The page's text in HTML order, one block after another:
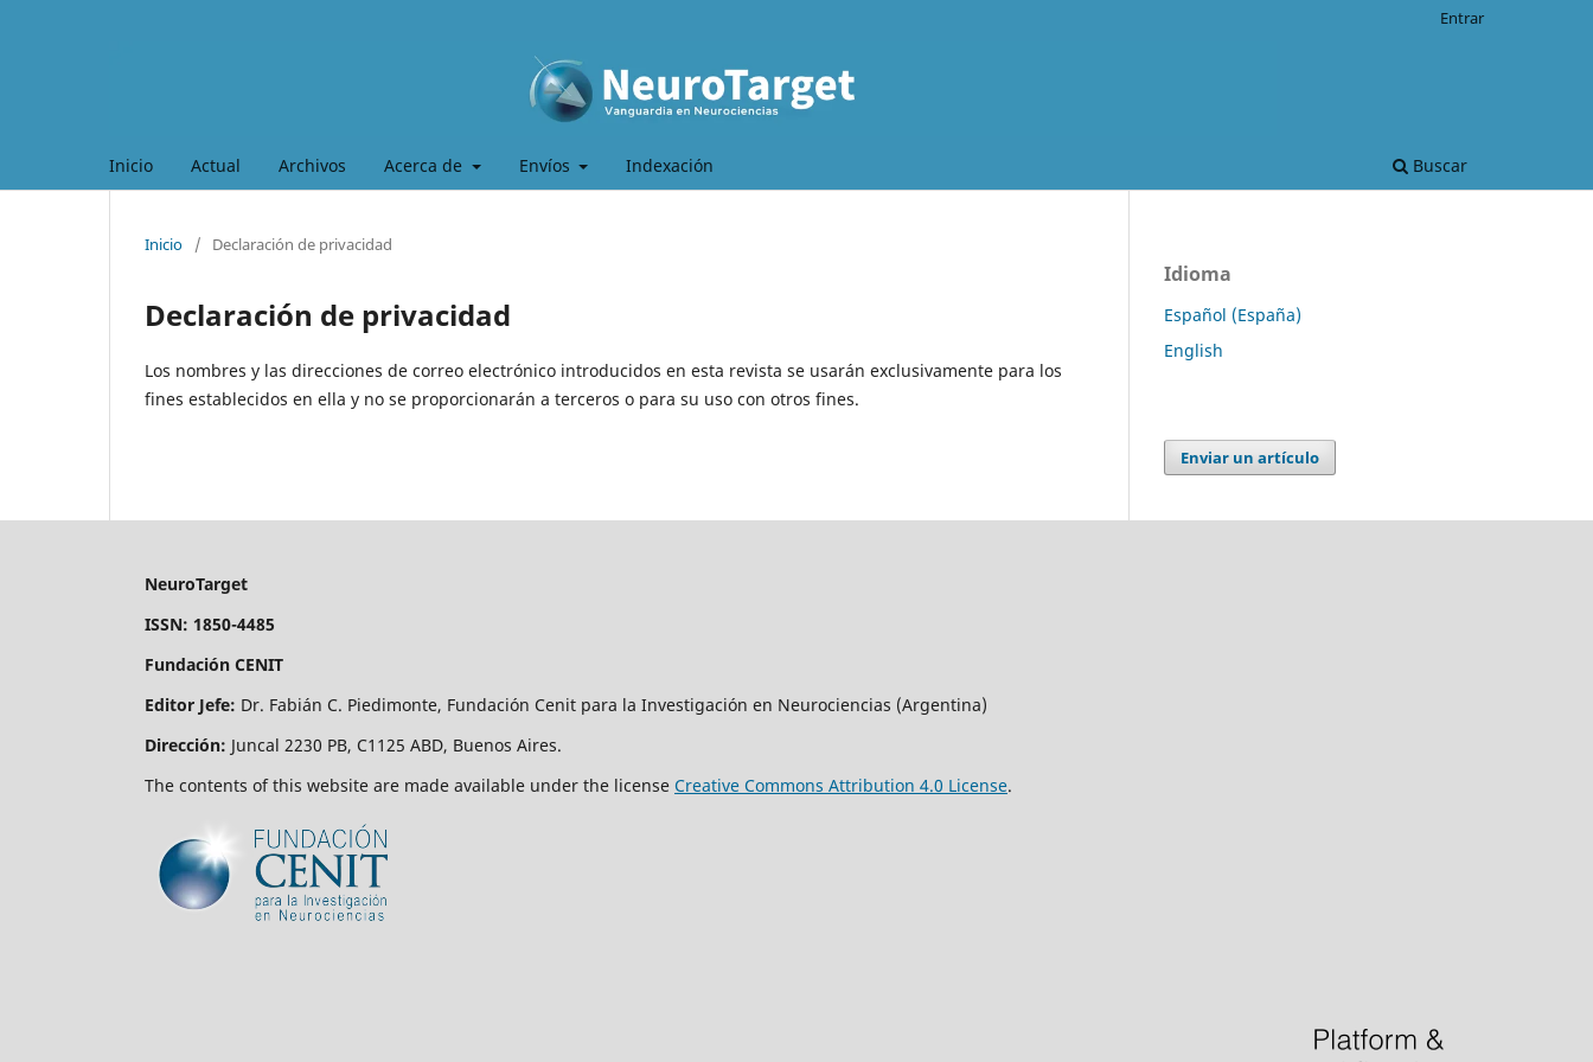
Inicio Actual Archivos Acerca de Envíos Indexación Buscar
Entrar
Inicio / Declaración de privacidad
Declaración de privacidad
Los nombres y las direcciones de correo electrónico introducidos en esta revista se usarán exclusivamente para los
fines establecidos en ella y no se proporcionarán a terceros o para su uso con otros fines.
Idioma
Español (España)
English
Enviar un artículo
NeuroTarget
ISSN: 1850-4485
Fundación CENIT
Editor Jefe: Dr. Fabián C. Piedimonte, Fundación Cenit para la Investigación en Neurociencias (Argentina)
Dirección: Juncal 2230 PB, C1125 ABD, Buenos Aires.
The contents of this website are made available under the license Creative Commons Attribution 4.0 License.